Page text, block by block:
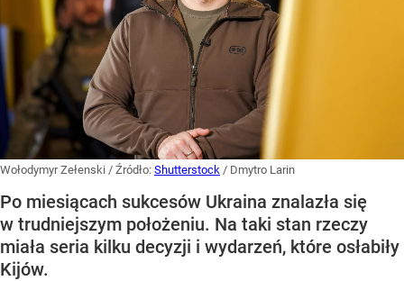
Wołodymyr Zełenski / Źródło: Shutterstock / Dmytro Larin
Po miesiącach sukcesów Ukraina znalazła się
w trudniejszym położeniu. Na taki stan rzeczy
miała seria kilku decyzji i wydarzeń, które osłabiły
Kijów.